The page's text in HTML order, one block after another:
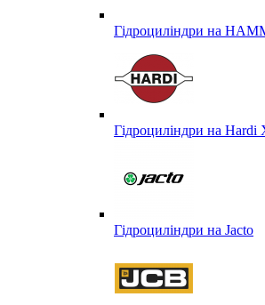
Гідроциліндри на
Гідроциліндри на Hardi
Гідроциліндри на Jacto